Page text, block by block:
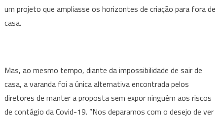
um projeto que ampliasse os horizontes de criação para fora de
casa.
Mas, ao mesmo tempo, diante da impossibilidade de sair de
casa, a varanda foi a única alternativa encontrada pelos
diretores de manter a proposta sem expor ninguém aos riscos
de contágio da Covid-19. “Nos deparamos com o desejo de ver